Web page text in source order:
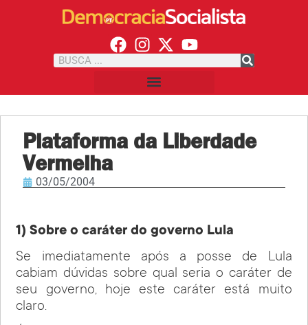
Plataforma da Liberdade
Vermelha
03/05/2004
1) Sobre o caráter do governo Lula
Se imediatamente após a posse de Lula
cabiam dúvidas sobre qual seria o caráter de
seu governo, hoje este caráter está muito
claro.